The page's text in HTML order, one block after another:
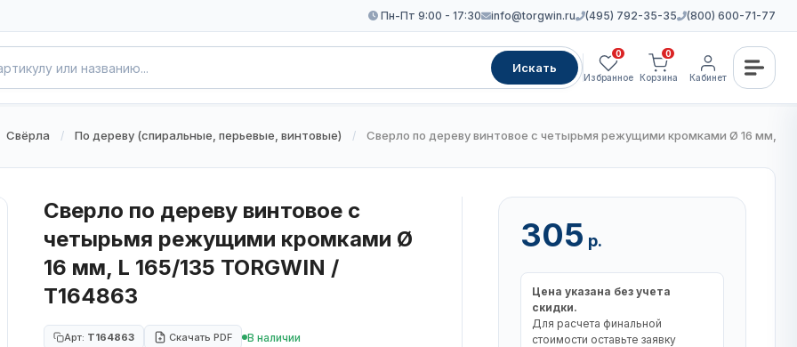
Пн-Пт 9:00 - 17:30 info@torgwin.ru (495) 792-35-35 (800) 600-71-77
Искать
0
Избранное
0
Корзина Кабинет
Свёрла / По дереву (спиральные, перьевые, винтовые) / Сверло по дереву винтовое с четырьмя режущими кромками Ø 16 мм, L
Сверло по дереву винтовое с
четырьмя режущими кромками Ø
16 мм, L 165/135 TORGWIN /
T164863
Арт: T164863 Скачать PDF В наличии
305 р.
Цена указана без учета
скидки.
Для расчета финальной
стоимости оставьте заявку